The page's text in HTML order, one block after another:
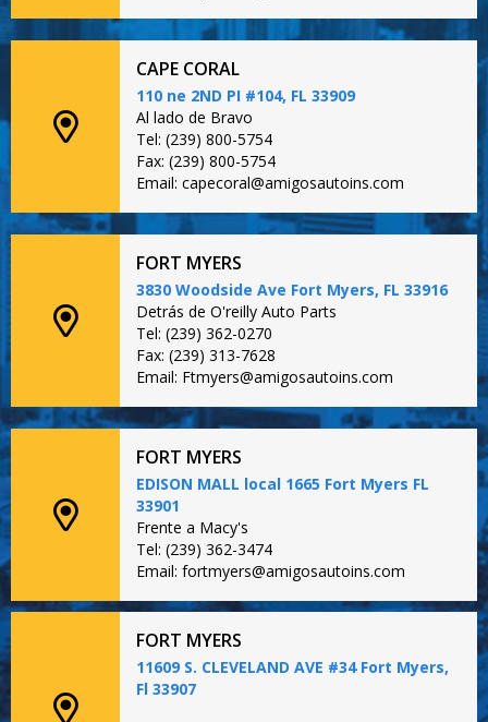
CAPE CORAL
110 ne 2ND PI #104, FL 33909
Al lado de Bravo
Tel: (239) 800-5754
Fax: (239) 800-5754
Email: capecoral@amigosautoins.com
FORT MYERS
3830 Woodside Ave Fort Myers, FL 33916
Detrás de O'reilly Auto Parts
Tel: (239) 362-0270
Fax: (239) 313-7628
Email: Ftmyers@amigosautoins.com
FORT MYERS
EDISON MALL local 1665 Fort Myers FL
33901
Frente a Macy's
Tel: (239) 362-3474
Email: fortmyers@amigosautoins.com
FORT MYERS
11609 S. CLEVELAND AVE #34 Fort Myers,
Fl 33907